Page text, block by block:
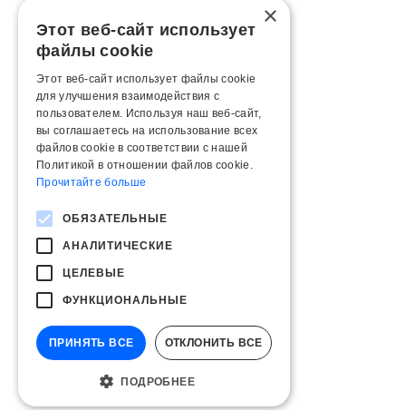
×
Этот веб-сайт использует
файлы cookie
Этот веб-сайт использует файлы cookie
для улучшения взаимодействия с
пользователем. Используя наш веб-сайт,
вы соглашаетесь на использование всех
файлов cookie в соответствии с нашей
Политикой в ​​отношении файлов cookie.
Прочитайте больше
ОБЯЗАТЕЛЬНЫЕ
АНАЛИТИЧЕСКИЕ
ЦЕЛЕВЫЕ
ФУНКЦИОНАЛЬНЫЕ
ПРИНЯТЬ ВСЕ ОТКЛОНИТЬ ВСЕ
ПОДРОБНЕЕ